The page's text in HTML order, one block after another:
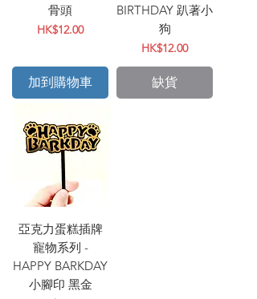
骨頭
價格
HK$12.00
加到購物車
BIRTHDAY 趴著小
狗
價格
HK$12.00
缺貨
亞克力蛋糕插牌
寵物系列 -
HAPPY BARKDAY
小腳印 黑金